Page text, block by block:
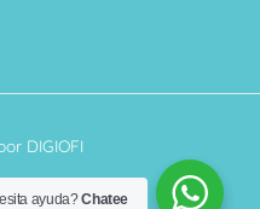
DIGIOFI
ayuda?Chatee